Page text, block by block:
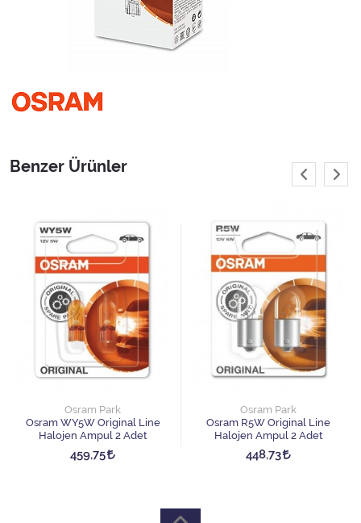
Benzer Ürünler
Osram Park
Osram WY5W Original Line
Halojen Ampul 2 Adet
459,75
Osram Park
Osram R5W Original Line
Halojen Ampul 2 Adet
448,73